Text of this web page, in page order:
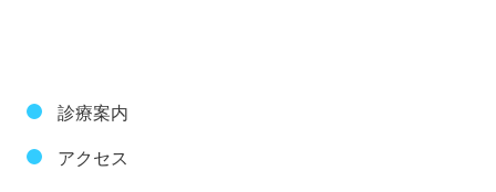
診療案内
アクセス